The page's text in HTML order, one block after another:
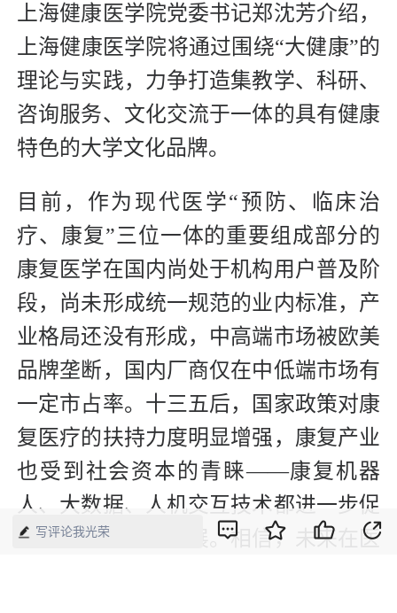
上海健康医学院党委书记郑沈芳介绍，
上海健康医学院将通过围绕“大健康”的
理论与实践，力争打造集教学、科研、
咨询服务、文化交流于一体的具有健康
特色的大学文化品牌。
目前，作为现代医学“预防、临床治
疗、康复”三位一体的重要组成部分的
康复医学在国内尚处于机构用户普及阶
段，尚未形成统一规范的业内标准，产
业格局还没有形成，中高端市场被欧美
品牌垄断，国内厂商仅在中低端市场有
一定市占率。十三五后，国家政策对康
复医疗的扶持力度明显增强，康复产业
也受到社会资本的青睐——康复机器
人、大数据、人机交互技术都进一步促
进了产业的迅速发展。相信，未来在医
写评论我光荣